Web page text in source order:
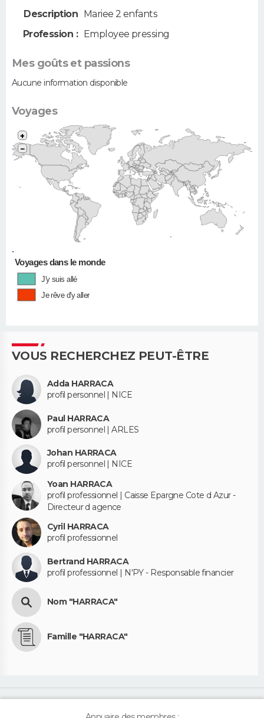
Description Mariee 2 enfants
Profession : Employee pressing
Mes goûts et passions
Aucune information disponible
Voyages
•
+
−
Voyages dans le monde
J'y suis allé
Je rêve d'y aller
VOUS RECHERCHEZ PEUT-ÊTRE
Adda HARRACA
profil personnel | NICE
Paul HARRACA
profil personnel | ARLES
Johan HARRACA
profil personnel | NICE
Yoan HARRACA
profil professionnel | Caisse Epargne Cote d Azur -
Directeur d agence
Cyril HARRACA
profil professionnel
Bertrand HARRACA
profil professionnel | N'PY - Responsable financier
Nom "HARRACA"
Famille "HARRACA"